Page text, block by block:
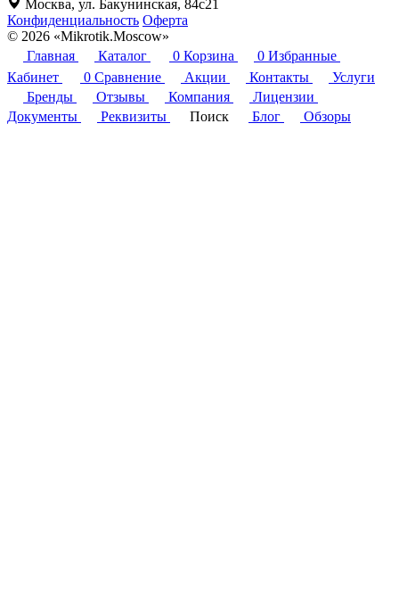
Москва, ул. Бакунинская, 84с21
Конфиденциальность Оферта
© 2026 «Mikrotik.Moscow»
Главная
Каталог 0 Корзина 0 Избранные
Кабинет
0 Сравнение Акции Контакты
Услуги
Бренды
Отзывы Компания
Лицензии
Документы
Реквизиты Поиск Блог Обзоры